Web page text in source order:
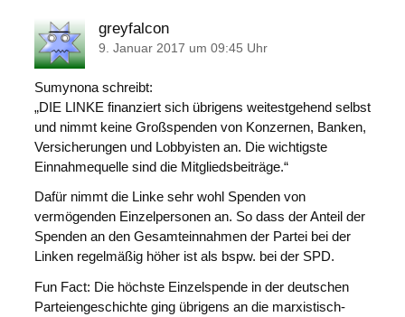
greyfalcon
9. Januar 2017 um 09:45 Uhr
Sumynona schreibt:
„DIE LINKE finanziert sich übrigens weitestgehend selbst
und nimmt keine Großspenden von Konzernen, Banken,
Versicherungen und Lobbyisten an. Die wichtigste
Einnahmequelle sind die Mitgliedsbeiträge.“
Dafür nimmt die Linke sehr wohl Spenden von
vermögenden Einzelpersonen an. So dass der Anteil der
Spenden an den Gesamteinnahmen der Partei bei der
Linken regelmäßig höher ist als bspw. bei der SPD.
Fun Fact: Die höchste Einzelspende in der deutschen
Parteiengeschichte ging übrigens an die marxistisch-